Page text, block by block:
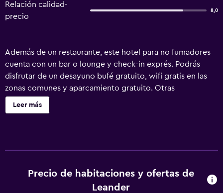
Relación calidad-
precio
8,0
Además de un restaurante, este hotel para no fumadores
cuenta con un bar o lounge y check-in exprés. Podrás
disfrutar de un desayuno bufé gratuito, wifi gratis en las
zonas comunes y aparcamiento gratuito. Otras
instalaciones incluyen check-out exprés, periódicos
gratuitos y un jardín. Hotel Restaurant Leander ofrece 17
acceso a Internet wifi gratis con una velocidad de 100
Mbps o más (para 1 o 2 personas, o hasta 6 dispositivos).
Leer más
Precio de habitaciones y ofertas de
Leander